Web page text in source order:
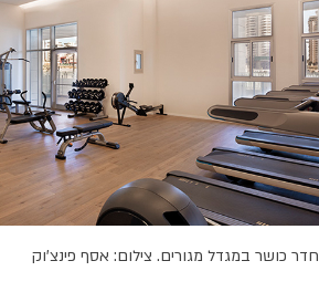
חדר כושר במגדל מגורים. צילום: אסף פינצ'וק